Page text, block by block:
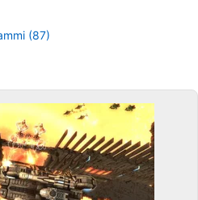
(87)